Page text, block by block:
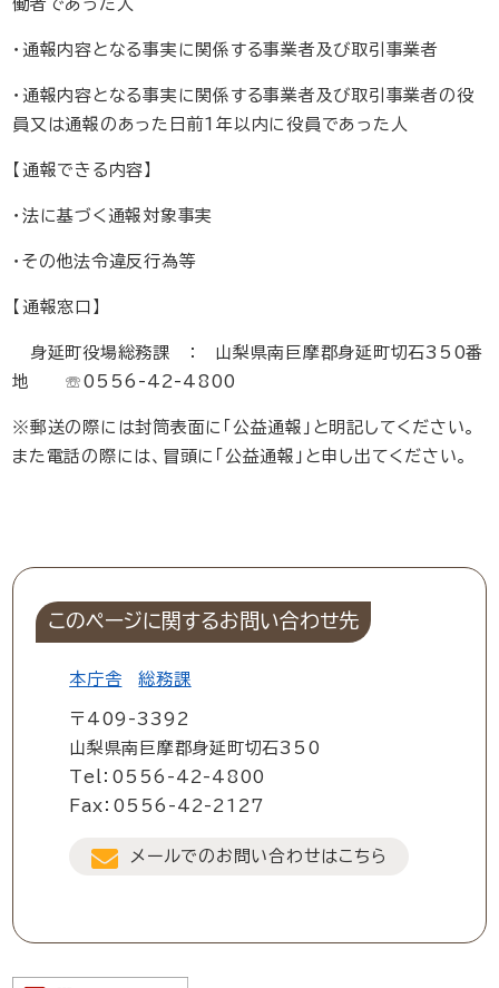
働者であった人
・通報内容となる事実に関係する事業者及び取引事業者
・通報内容となる事実に関係する事業者及び取引事業者の役
員又は通報のあった日前1年以内に役員であった人
【通報できる内容】
・法に基づく通報対象事実
・その他法令違反行為等
【通報窓口】
身延町役場総務課 ： 山梨県南巨摩郡身延町切石350番
地 ☏0556-42-4800
※郵送の際には封筒表面に「公益通報」と明記してください。
また電話の際には、冒頭に「公益通報」と申し出てください。
このページに関するお問い合わせ先
本庁舎 総務課
〒409-3392
山梨県南巨摩郡身延町切石350
Tel：0556-42-4800
Fax：0556-42-2127
メールでのお問い合わせはこちら